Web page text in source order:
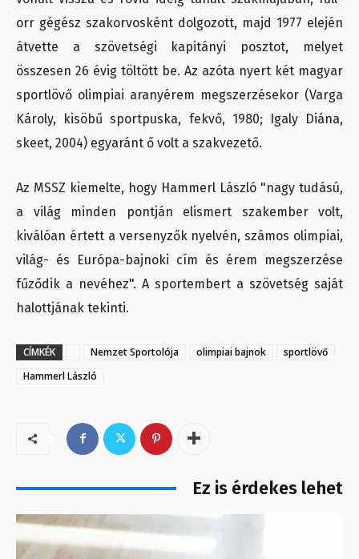
orr gégész szakorvosként dolgozott, majd 1977 elején
átvette a szövetségi kapitányi posztot, melyet
összesen 26 évig töltött be. Az azóta nyert két magyar
sportlövő olimpiai aranyérem megszerzésekor (Varga
Károly, kisöbű sportpuska, fekvő, 1980; Igaly Diána,
skeet, 2004) egyaránt ő volt a szakvezető.
Az MSSZ kiemelte, hogy Hammerl László "nagy tudású,
a világ minden pontján elismert szakember volt,
kiválóan értett a versenyzők nyelvén, számos olimpiai,
világ- és Európa-bajnoki cím és érem megszerzése
fűződik a nevéhez". A sportembert a szövetség saját
halottjának tekinti.
CÍMKÉK Nemzet Sportolója olimpiai bajnok
sportlövő
Hammerl László
Ez is érdekes lehet